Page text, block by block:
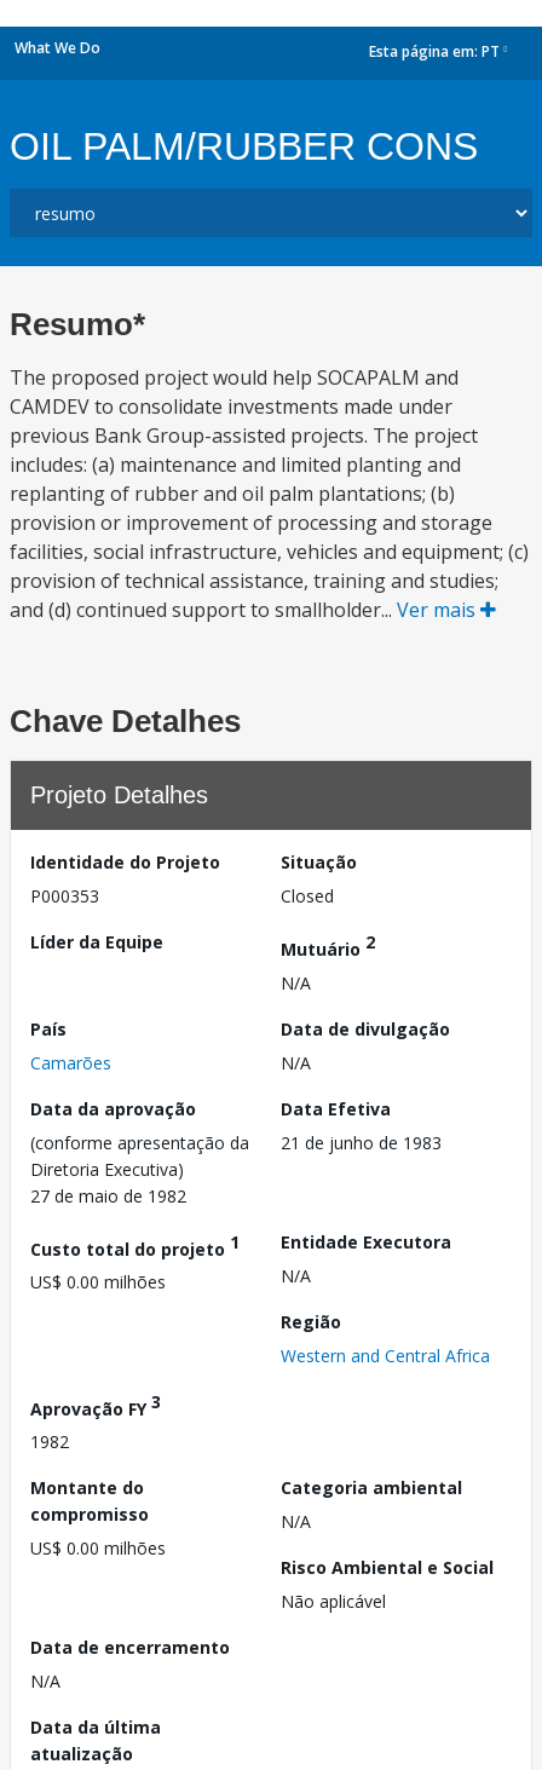
What We Do Esta página em: PT
OIL PALM/RUBBER CONS
Resumo*
The proposed project would help SOCAPALM and
CAMDEV to consolidate investments made under
previous Bank Group-assisted projects. The project
includes: (a) maintenance and limited planting and
replanting of rubber and oil palm plantations; (b)
provision or improvement of processing and storage
facilities, social infrastructure, vehicles and equipment; (c)
provision of technical assistance, training and studies;
and (d) continued support to smallholder... Ver mais
Chave Detalhes
Projeto Detalhes
Identidade do Projeto
P000353
Situação
Closed
Líder da Equipe
Mutuário 2
N/A
País
Camarões
Data de divulgação
N/A
Data da aprovação
(conforme apresentação da
Diretoria Executiva)
27 de maio de 1982
Data Efetiva
21 de junho de 1983
Custo total do projeto 1
US$ 0.00 milhões
Entidade Executora
N/A
Região
Western and Central Africa
Aprovação FY3
1982
Montante do
compromisso
US$ 0.00 milhões
Categoria ambiental
N/A
Risco Ambiental e Social
Não aplicável
Data de encerramento
N/A
Data da última
atualização